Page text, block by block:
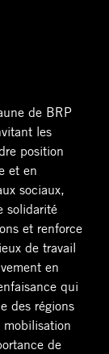
de BRP
les
position
et en
sociaux,
solidarité
et renforce
de travail
en
qui
des régions
mobilisation
de